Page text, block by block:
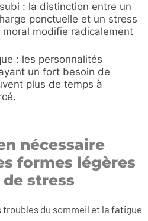
: la distinction entre un
ponctuelle et un stress
modifie radicalement
: les personnalités
un fort besoin de
plus de temps à
nécessaire
formes légères
stress
troubles du sommeil et la fatigue